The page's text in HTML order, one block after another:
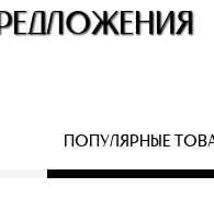
ПОПУЛЯРНЫЕ